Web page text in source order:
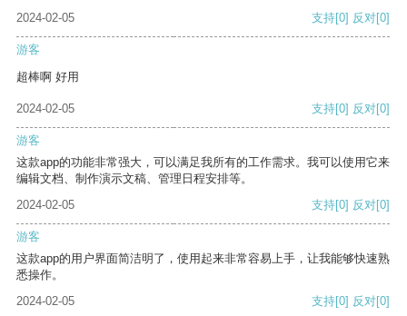
2024-02-05
支持[0] 反对[0]
游客
超棒啊 好用
2024-02-05 支持[0] 反对[0]
游客
这款app的功能非常强大，可以满足我所有的工作需求。我可以使用它来
编辑文档、制作演示文稿、管理日程安排等。
2024-02-05
支持[0] 反对[0]
游客
这款app的用户界面简洁明了，使用起来非常容易上手，让我能够快速熟
悉操作。
2024-02-05
支持[0] 反对[0]